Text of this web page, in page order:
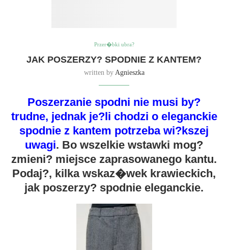
Przer�bki ubra?
JAK POSZERZY? SPODNIE Z KANTEM?
written by Agnieszka
Poszerzanie spodni nie musi by?
trudne, jednak je?li chodzi o eleganckie
spodnie z kantem potrzeba wi?kszej
uwagi. Bo wszelkie wstawki mog?
zmieni? miejsce zaprasowanego kantu.
Podaj?, kilka wskaz�wek krawieckich,
jak poszerzy? spodnie eleganckie.